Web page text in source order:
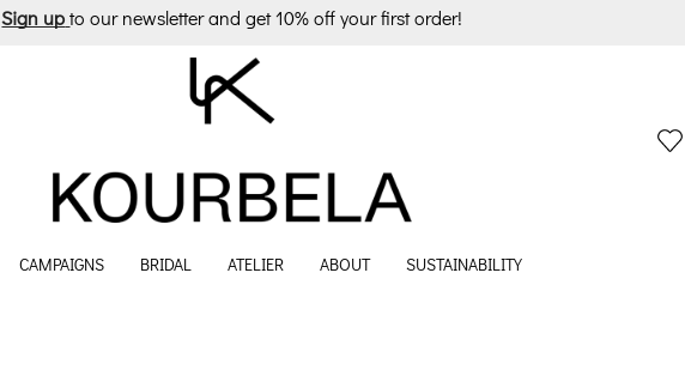
Sign up to our newsletter and get 10% off your first order!
CAMPAIGNS BRIDAL ATELIER ABOUT SUSTAINABILITY